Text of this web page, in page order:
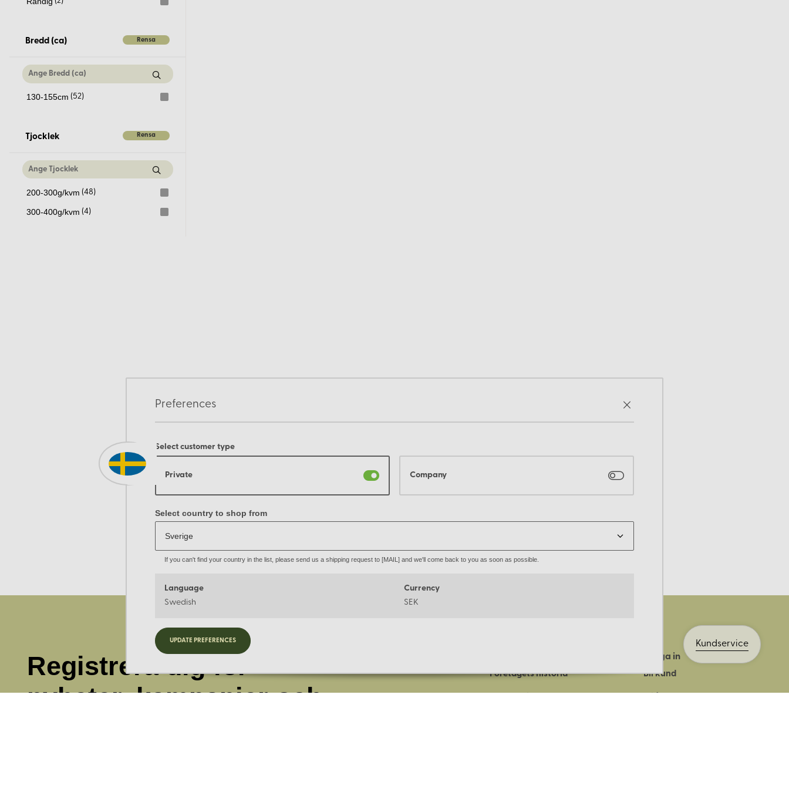
Kundservice
Preferences
Select customer type
Private Company
Select country to shop from
If you can't find your country in the list, please send us a shipping request to [MAIL] and we'll come back to you as soon as possible.
Language
Swedish
Currency
SEK
UPDATE PREFERENCES
Vårt kläde tillverkas i Indien under noggrant kontrollerade förhållanden. Vi säkerställer att produktionen sker utan barnarbete och med fokus på miljövänliga processer.
Bredd (ca) Rensa
130-155cm (52)
Tjocklek Rensa
200-300g/kvm (48)
300-400g/kvm (4)
Registrera dig för
nyheter, kampanjer och
Företagets historia
Logga in
Bli kund